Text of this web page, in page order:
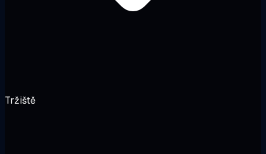
Tržiště